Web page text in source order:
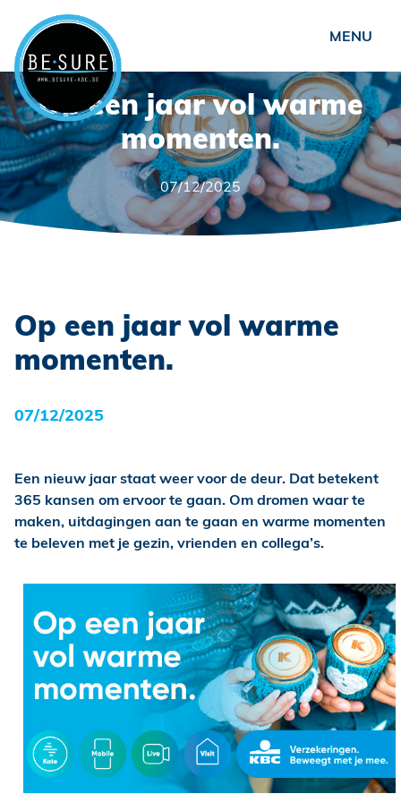
Particulieren
Ondernemers
Over ons
Nieuws
Veelgestelde vragen
Schade?
Op een jaar vol warme
momenten.
07/12/2025
Op een jaar vol warme
momenten.
07/12/2025
Een nieuw jaar staat weer voor de deur. Dat betekent
365 kansen om ervoor te gaan. Om dromen waar te
maken, uitdagingen aan te gaan en warme momenten
te beleven met je gezin, vrienden en collega’s.